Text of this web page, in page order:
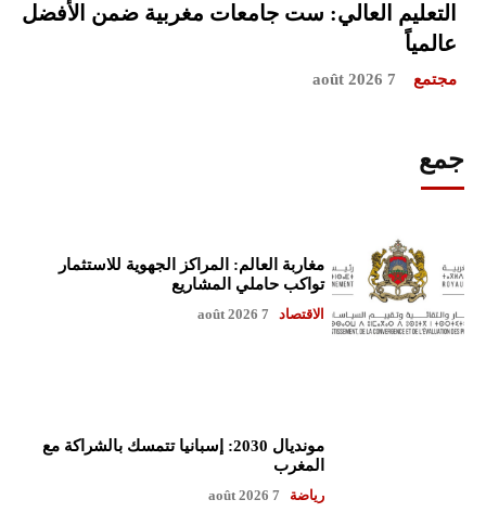
التعليم العالي: ست جامعات مغربية ضمن الأفضل
عالمياً
مجتمع 7 août 2026
جمع
مغاربة العالم: المراكز الجهوية للاستثمار
تواكب حاملي المشاريع
الاقتصاد 7 août 2026
مونديال 2030: إسبانيا تتمسك بالشراكة مع
المغرب
رياضة 7 août 2026